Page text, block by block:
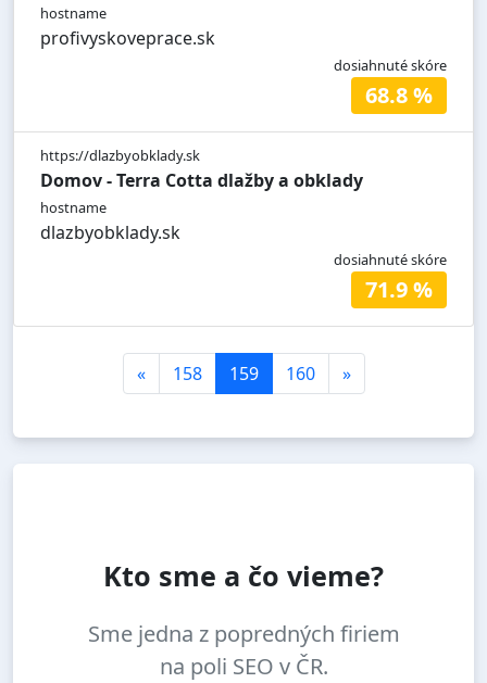
hostname
profivyskoveprace.sk
dosiahnuté skóre
68.8 %
https://dlazbyobklady.sk
Domov - Terra Cotta dlažby a obklady
hostname
dlazbyobklady.sk
dosiahnuté skóre
71.9 %
« 158 159 160 »
Kto sme a čo vieme?
Sme jedna z popredných firiem
na poli SEO v ČR.